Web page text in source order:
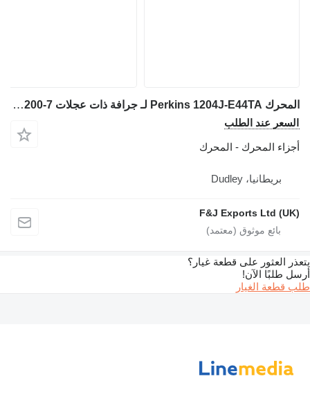
المحرك Perkins 1204J-E44TA لـ جرافة ذات عجلات Doosan DL200-7
السعر عند الطلب
أجزاء المحرك - المحرك
بريطانيا، Dudley
F&J Exports Ltd (UK)
يتعذر العثور على قطعة غيار؟
أرسل طلبًا الآن!
طلب قطعة الغيار